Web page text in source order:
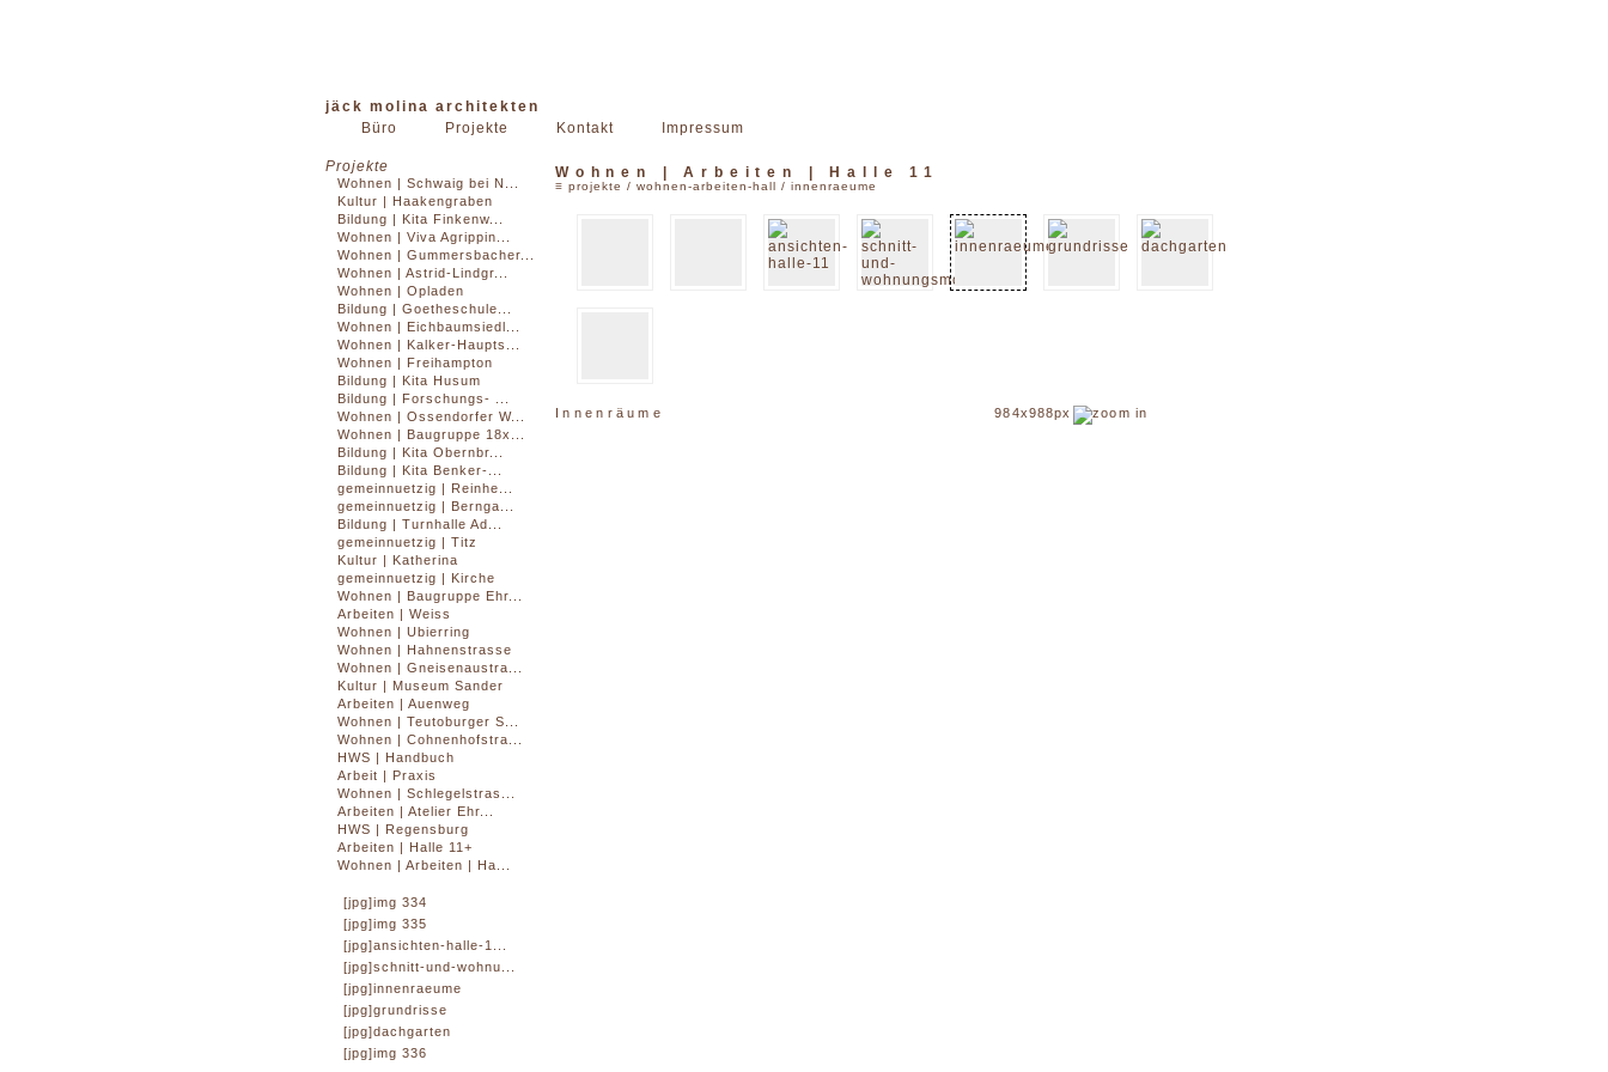
jäck molina architekten
Büro
Projekte Kontakt Impressum
Projekte
Wohnen | Schwaig bei N...
Kultur | Haakengraben
Bildung | Kita Finkenw...
Wohnen | Viva Agrippin...
Wohnen | Gummersbacher...
Wohnen | Astrid-Lindgr...
Wohnen | Opladen
Bildung | Goetheschule...
Wohnen | Eichbaumsiedl...
Wohnen | Kalker-Haupts...
Wohnen | Freihampton
Bildung | Kita Husum
Bildung | Forschungs- ...
Wohnen | Ossendorfer W...
Wohnen | Baugruppe 18x...
Bildung | Kita Obernbr...
Bildung | Kita Benker-...
gemeinnuetzig | Reinhe...
gemeinnuetzig | Bernga...
Bildung | Turnhalle Ad...
gemeinnuetzig | Titz
Kultur | Katherina
gemeinnuetzig | Kirche
Wohnen | Baugruppe Ehr...
Arbeiten | Weiss
Wohnen | Ubierring
Wohnen | Hahnenstrasse
Wohnen | Gneisenaustra...
Kultur | Museum Sander
Arbeiten | Auenweg
Wohnen | Teutoburger S...
Wohnen | Cohnenhofstra...
HWS | Handbuch
Arbeit | Praxis
Wohnen | Schlegelstras...
Arbeiten | Atelier Ehr...
HWS | Regensburg
Arbeiten | Halle 11+
Wohnen | Arbeiten | Ha...
[jpg]img 334
[jpg]img 335
[jpg]ansichten-halle-1...
[jpg]schnitt-und-wohnu...
[jpg]innenraeume
[jpg]grundrisse
[jpg]dachgarten
[jpg]img 336
Wohnen | Arbeiten | Halle 11
≡ projekte / wohnen-arbeiten-hall / innenraeume
Innenräume 984x988px